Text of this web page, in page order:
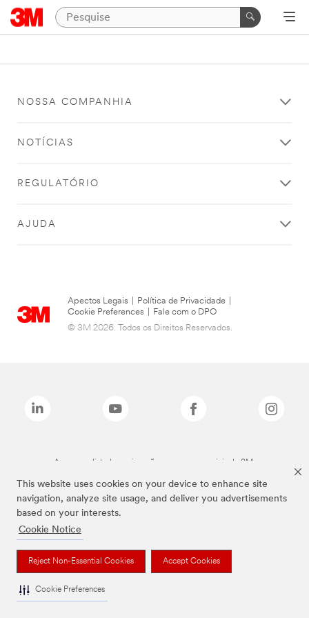
This website uses cookies on your device to enhance site
navigation, analyze site usage, and deliver you advertisements
based on your interests.
Cookie Notice
Reject Non-Essential Cookies Accept Cookies
Cookie Preferences
NOSSA COMPANHIA
NOTÍCIAS
REGULATÓRIO
AJUDA
Apectos Legais Política de Privacidade
Cookie Preferences
Fale com o DPO
© 3M 2026. Todos os Direitos Reservados.
As marcas listadas a cima são marcas comerciais da 3M.